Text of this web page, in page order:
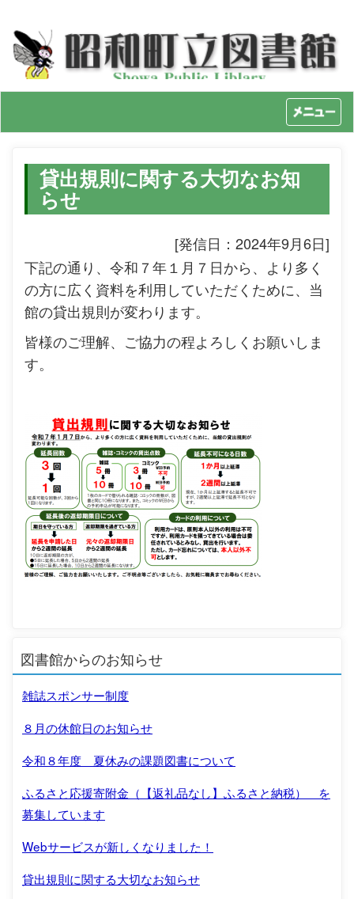
Toggle
貸出規則に関する大切なお知
らせ
[発信日：2024年9月6日]
下記の通り、令和７年１月７日から、より多く
の方に広く資料を利用していただくために、当
館の貸出規則が変わります。
皆様のご理解、ご協力の程よろしくお願いしま
す。
図書館からのお知らせ
雑誌スポンサー制度
８月の休館日のお知らせ
令和８年度 夏休みの課題図書について
ふるさと応援寄附金（【返礼品なし】ふるさと納税） を
募集しています
Webサービスが新しくなりました！
貸出規則に関する大切なお知らせ